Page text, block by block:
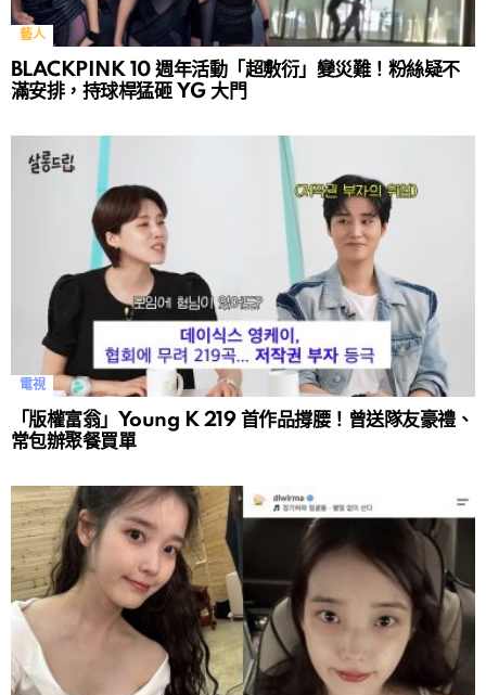
藝人
BLACKPINK 10 週年活動「超敷衍」變災難！粉絲疑不
滿安排，持球桿猛砸 YG 大門
電視
「版權富翁」Young K 219 首作品撐腰！曾送隊友豪禮、
常包辦聚餐買單